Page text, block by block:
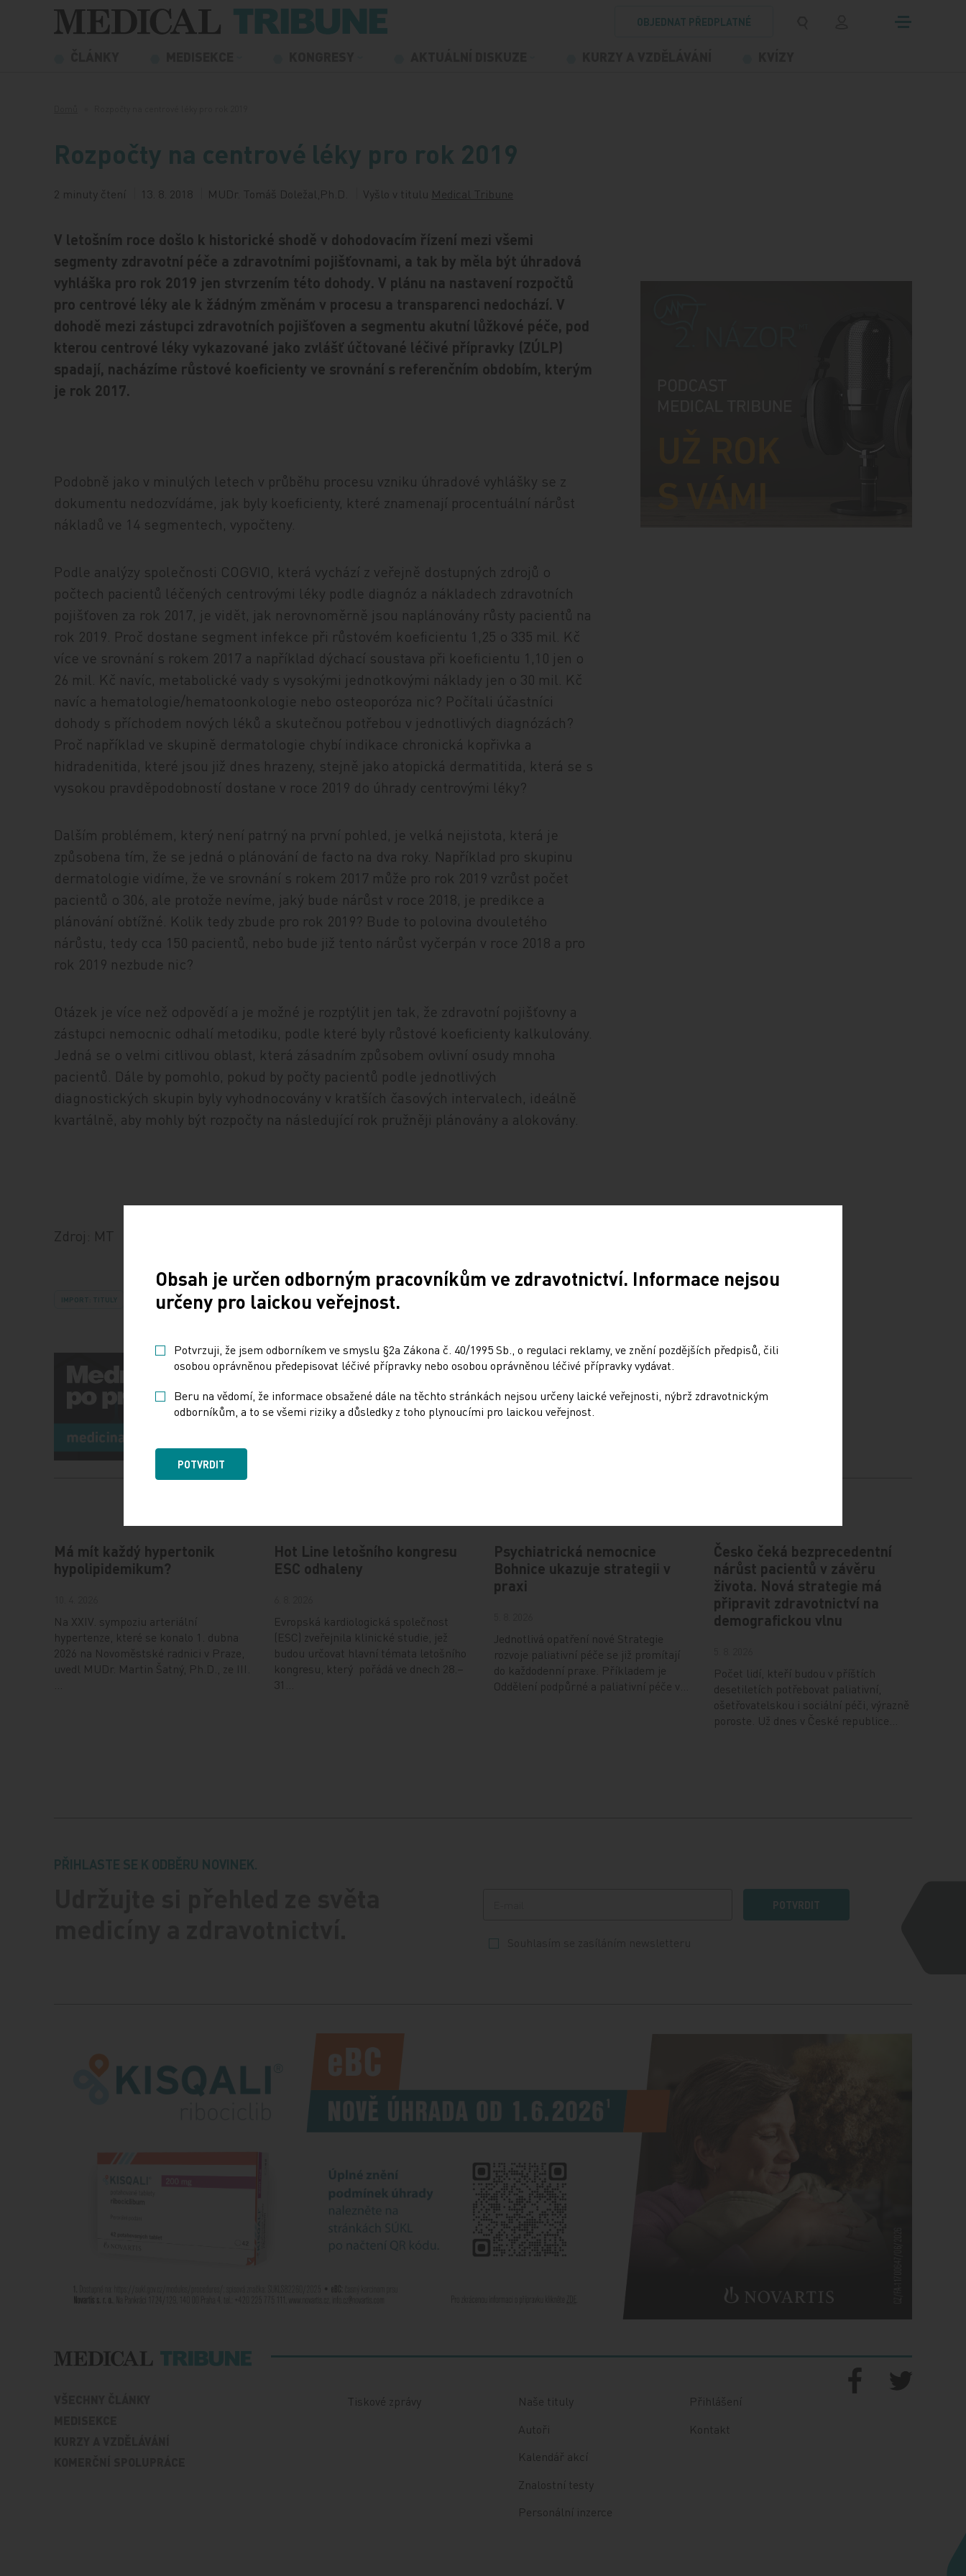
Přeskočit na obsah
OBJEDNAT PŘEDPLATNÉ
Rozpočty na centrové léky pro rok 2019
2 minuty čtení 13. 8. 2018 MUDr. Tomáš Doležal,Ph.D. Vyšlo v titulu Medical Tribune
V letošním roce došlo k historické shodě v dohodovacím řízení mezi všemi
segmenty zdravotní péče a zdravotními pojišťovnami, a tak by měla být úhradová
vyhláška pro rok 2019 jen stvrzením této dohody. V plánu na nastavení rozpočtů
pro centrové léky ale k žádným změnám v procesu a transparenci nedochází. V
dohodě mezi zástupci zdravotních pojišťoven a segmentu akutní lůžkové péče, pod
kterou centrové léky vykazované jako zvlášť účtované léčivé přípravky (ZÚLP)
spadají, nacházíme růstové koeficienty ve srovnání s referenčním obdobím, kterým
je rok 2017.
Podobně jako v minulých letech v průběhu procesu vzniku úhradové vyhlášky se z
dokumentu nedozvídáme, jak byly koeficienty, které znamenají procentuální nárůst
nákladů ve 14 segmentech, vypočteny.
Podle analýzy společnosti COGVIO, která vychází z veřejně dostupných zdrojů o
počtech pacientů léčených centrovými léky podle diagnóz a nákladech zdravotních
pojišťoven za rok 2017, je vidět, jak nerovnoměrně jsou naplánovány růsty pacientů na
rok 2019. Proč dostane segment infekce při růstovém koeficientu 1,25 o 335 mil. Kč
více ve srovnání s rokem 2017 a například dýchací soustava při koeficientu 1,10 jen o
26 mil. Kč navíc, metabolické vady s vysokými jednotkovými náklady jen o 30 mil. Kč
navíc a hematologie/hematoonkologie nebo osteoporóza nic? Počítali účastníci
dohody s příchodem nových léků a skutečnou potřebou v jednotlivých diagnózách?
Proč například ve skupině dermatologie chybí indikace chronická kopřivka a
hidradenitida, které jsou již dnes hrazeny, stejně jako atopická dermatitida, která se s
vysokou pravděpodobností dostane v roce 2019 do úhrady centrovými léky?
Dalším problémem, který není patrný na první pohled, je velká nejistota, která je
způsobena tím, že se jedná o plánování de facto na dva roky. Například pro skupinu
dermatologie vidíme, že ve srovnání s rokem 2017 může pro rok 2019 vzrůst počet
pacientů o 306, ale protože nevíme, jaký bude nárůst v roce 2018, je predikce a
plánování obtížné. Kolik tedy zbude pro rok 2019? Bude to polovina dvouletého
nárůstu, tedy cca 150 pacientů, nebo bude již tento nárůst vyčerpán v roce 2018 a pro
rok 2019 nezbude nic?
Otázek je více než odpovědí a je možné je rozptýlit jen tak, že zdravotní pojišťovny a
zástupci nemocnic odhalí metodiku, podle které byly růstové koeficienty kalkulovány.
Jedná se o velmi citlivou oblast, která zásadním způsobem ovlivní osudy mnoha
pacientů. Dále by pomohlo, pokud by počty pacientů podle jednotlivých
diagnostických skupin byly vyhodnocovány v kratších časových intervalech, ideálně
kvartálně, aby mohly být rozpočty na následující rok pružněji plánovány a alokovány.
Zdroj: MT
IMPORT: TITULY Sdílejte článek
Má mít každý hypertonik
hypolipidemikum?
Na XXIV. sympoziu arteriální
hypertenze, které se konalo 1. dubna
2026 na Novoměstské radnici v Praze,
uvedl MUDr. Martin Šatný, Ph.D., ze III.
Hot Line letošního kongresu
ESC odhaleny
Evropská kardiologická společnost
(ESC) zveřejnila klinické studie, jež
budou určovat hlavní témata letošního
kongresu, který pořádá ve dnech 28.–
31…
Psychiatrická nemocnice
Bohnice ukazuje strategii v
praxi
Jednotlivá opatření nové Strategie
rozvoje paliativní péče se již promítají
do každodenní praxe. Příkladem je
Oddělení podpůrné a paliativní péče v…
Česko čeká bezprecedentní
nárůst pacientů v závěru
života. Nová strategie má
připravit zdravotnictví na
demografickou vlnu
Počet lidí, kteří budou v příštích
desetiletích potřebovat paliativní,
ošetřovatelskou i sociální péči, výrazně
poroste. Už dnes v České republice…
PŘIHLASTE SE K ODBĚRU NOVINEK.
POTVRDIT
Tiskové zprávy
Naše tituly
Autoři
Kalendář akcí
Znalostní testy
Personální inzerce
Přihlášení
Kontakt
Obsah je určen odborným pracovníkům ve zdravotnictví. Informace nejsou
určeny pro laickou veřejnost.
Potvrzuji, že jsem odborníkem ve smyslu §2a Zákona č. 40/1995 Sb., o regulaci reklamy, ve znění pozdějších předpisů, čili
osobou oprávněnou předepisovat léčivé přípravky nebo osobou oprávněnou léčivé přípravky vydávat.
Beru na vědomí, že informace obsažené dále na těchto stránkách nejsou určeny laické veřejnosti, nýbrž zdravotnickým
odborníkům, a to se všemi riziky a důsledky z toho plynoucími pro laickou veřejnost.
POTVRDIT